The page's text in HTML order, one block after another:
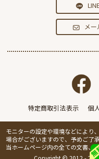
メ
特定商取引法表示 個
モニターの設定や環境などにより
場合がございますので、予めご了承
当ホームページ内の全ての文書、